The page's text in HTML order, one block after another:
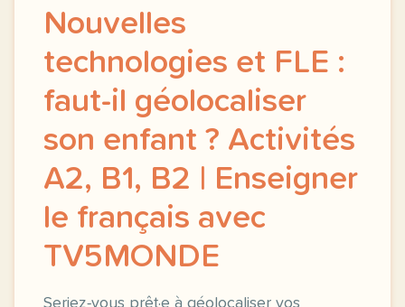
Nouvelles
technologies et FLE :
faut-il géolocaliser
son enfant ? Activités
A2, B1, B2 | Enseigner
le français avec
TV5MONDE
Seriez-vous prêt·e à géolocaliser vos